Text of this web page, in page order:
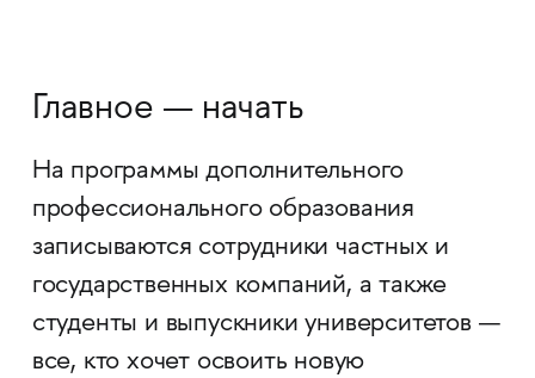
Главное — начать
На программы дополнительного
профессионального образования
записываются сотрудники частных и
государственных компаний, а также
студенты и выпускники университетов —
все, кто хочет освоить новую